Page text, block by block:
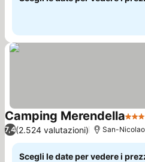
Camping Merendella4
7,4(2.524 valutazioni) San-
Scegli le date per vedere i